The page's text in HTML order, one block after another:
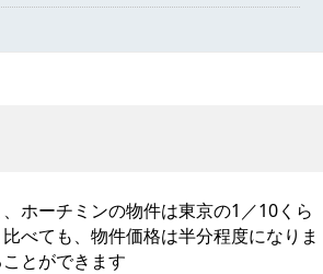
ホーチミンの物件は東京の1／10くら
べても、物件価格は半分程度になりま
とができます